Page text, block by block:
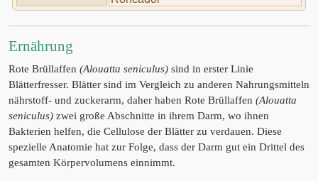
Ernährung
Rote Brüllaffen (Alouatta seniculus) sind in erster Linie
Blätterfresser. Blätter sind im Vergleich zu anderen Nahrungsmitteln
nährstoff- und zuckerarm, daher haben Rote Brüllaffen (Alouatta
seniculus) zwei große Abschnitte in ihrem Darm, wo ihnen
Bakterien helfen, die Cellulose der Blätter zu verdauen. Diese
spezielle Anatomie hat zur Folge, dass der Darm gut ein Drittel des
gesamten Körpervolumens einnimmt.